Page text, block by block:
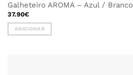
Galheteiro AROMA – Azul / Branco
37.90€
ADICIONAR